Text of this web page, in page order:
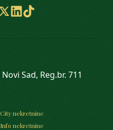
Sad, Reg.br. 711
City nekretnine
Info nekretnine